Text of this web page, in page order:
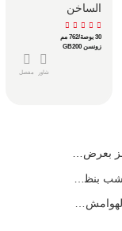
الساخن
30 بوصة/762 مم
زونسن GB200
مفصل شاور
مواصفات كاتر ZTR-72C: سطح جز بعرض 72 بوصة، محرك 35 حصان EFI ونظام دفع ZT-5400